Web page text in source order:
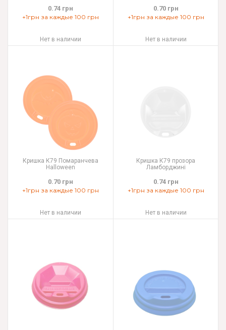
0.74 грн
+1грн за каждые 100 грн
Нет в наличии
0.70 грн
+1грн за каждые 100 грн
Нет в наличии
Кришка К79 Помаранчева
Halloween
0.70 грн
+1грн за каждые 100 грн
Нет в наличии
Кришка К79 прозора
Ламборджині
0.74 грн
+1грн за каждые 100 грн
Нет в наличии